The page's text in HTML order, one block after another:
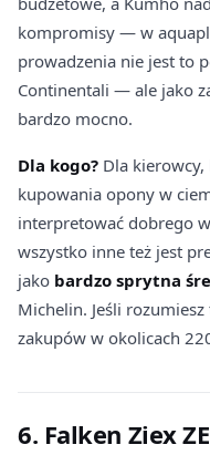
kompromisy — w
prowadzenia nie jest to
Continentali — ale jako
bardzo mocno.
Dla kogo? Dla kierowcy,
kupowania opony w
interpretować dobrego
wszystko inne też jest
jako bardzo sprytna
Michelin. Jeśli
zakupów w okolicach
6. Falken Ziex